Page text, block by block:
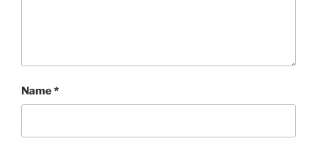
Name*